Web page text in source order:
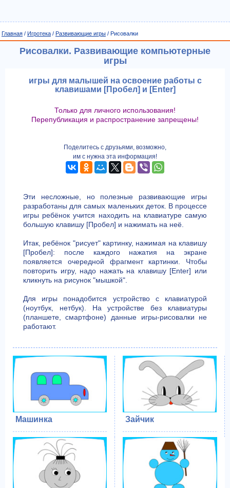
Главная / Игротека / Развивающие игры / Рисовалки
Рисовалки. Развивающие компьютерные
игры
игры для малышей на освоение работы с
клавишами [Пробел] и [Enter]
Только для личного использования!
Перепубликация и распространение запрещены!
Поделитесь с друзьями, возможно,
им с нужна эта информация!
Эти несложные, но полезные развивающие игры
разработаны для самых маленьких деток. В процессе
игры ребёнок учится находить на клавиатуре самую
большую клавишу [Пробел] и нажимать на неё.
Итак, ребёнок "рисует" картинку, нажимая на клавишу
[Пробел]: после каждого нажатия на экране
появляется очередной фрагмент картинки. Чтобы
повторить игру, надо нажать на клавишу [Enter] или
кликнуть на рисунок "мышкой".
Для игры понадобится устройство с клавиатурой
(ноутбук, нетбук). На устройстве без клавиатуры
(планшете, смартфоне) данные игры-рисовалки не
работают.
Машинка Зайчик